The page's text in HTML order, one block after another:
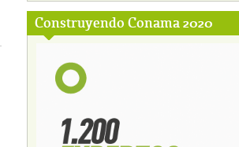
Construyendo Conama 2020